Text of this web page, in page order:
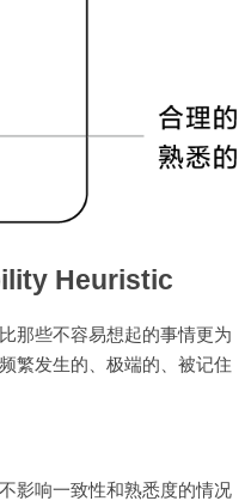
Heuristic
那些不容易想起的事情更为
繁发生的、极端的、被记住
影响一致性和熟悉度的情况